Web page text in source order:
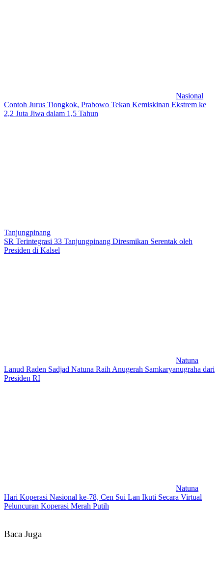
Nasional
Contoh Jurus Tiongkok, Prabowo Tekan Kemiskinan Ekstrem ke
2,2 Juta Jiwa dalam 1,5 Tahun
Tanjungpinang
SR Terintegrasi 33 Tanjungpinang Diresmikan Serentak oleh
Presiden di Kalsel
Natuna
Lanud Raden Sadjad Natuna Raih Anugerah Samkaryanugraha dari
Presiden RI
Natuna
Hari Koperasi Nasional ke-78, Cen Sui Lan Ikuti Secara Virtual
Peluncuran Koperasi Merah Putih
Baca Juga